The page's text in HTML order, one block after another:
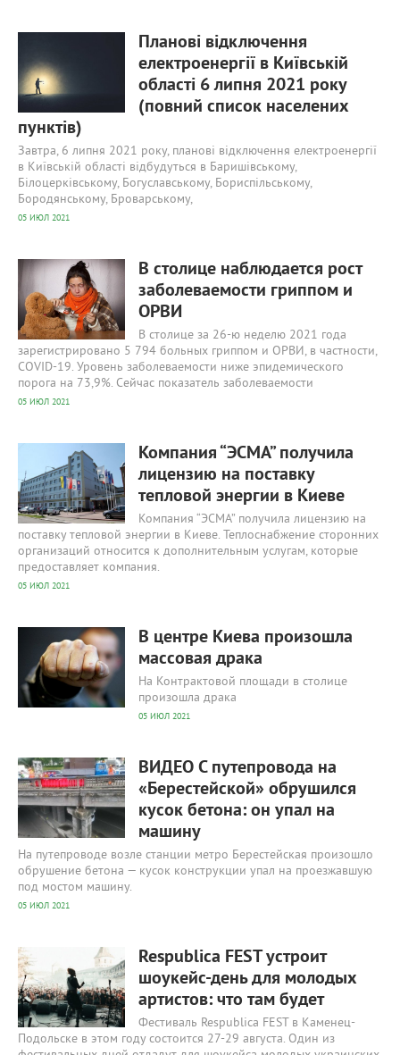
Планові відключення
електроенергії в Київській
області 6 липня 2021 року
(повний список населених
пунктів)
Завтра, 6 липня 2021 року, планові відключення електроенергії
в Київській області відбудуться в Баришівському,
Білоцерківському, Богуславському, Бориспільському,
Бородянському, Броварському,
05 ИЮЛ 2021
В столице наблюдается рост
заболеваемости гриппом и
ОРВИ
В столице за 26-ю неделю 2021 года
зарегистрировано 5 794 больных гриппом и ОРВИ, в частности,
COVID-19. Уровень заболеваемости ниже эпидемического
порога на 73,9%. Сейчас показатель заболеваемости
05 ИЮЛ 2021
Компания “ЭCMA” получила
лицензию на поставку
тепловой энергии в Киеве
Компания “ЭCMA” получила лицензию на
поставку тепловой энергии в Киеве. Теплоснабжение сторонних
организаций относится к дополнительным услугам, которые
предоставляет компания.
05 ИЮЛ 2021
В центре Киева произошла
массовая драка
На Контрактовой площади в столице
произошла драка
05 ИЮЛ 2021
ВИДЕО С путепровода на
«Берестейской» обрушился
кусок бетона: он упал на
машину
На путепроводе возле станции метро Берестейская произошло
обрушение бетона — кусок конструкции упал на проезжавшую
под мостом машину.
05 ИЮЛ 2021
Respublica FEST устроит
шоукейс-день для молодых
артистов: что там будет
Фестиваль Respublica FEST в Каменец-
Подольске в этом году состоится 27-29 августа. Один из